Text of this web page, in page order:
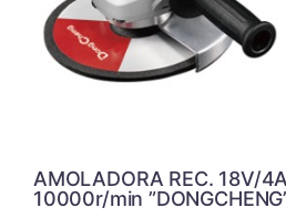
AMOLADORA REC. 18V/
10000r/min